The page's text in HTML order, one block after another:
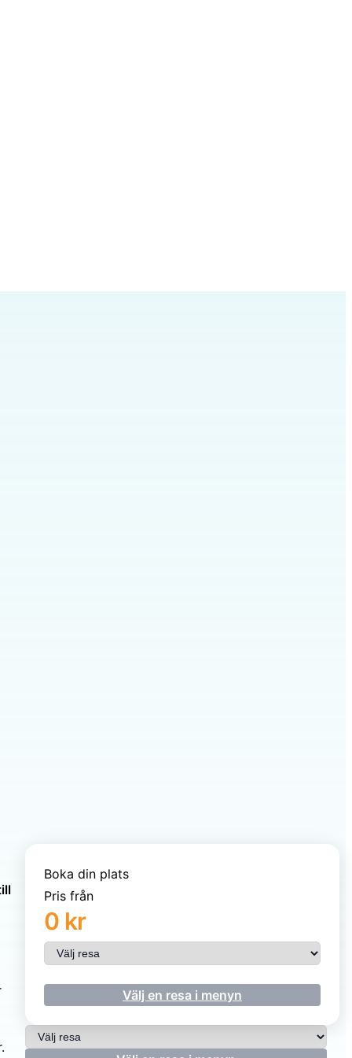
Boka din plats
Pris från
0 kr
Välj resa
Välj en resa i menyn
Välj resa